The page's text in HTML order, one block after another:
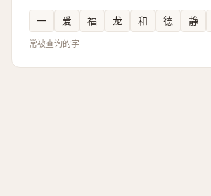
一 爱 福 龙 和 德 静
常被查询的字